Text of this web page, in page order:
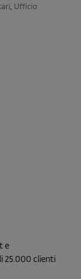
Ufficio
e
25.000 clienti